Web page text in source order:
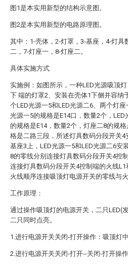
图1是本实用新型的结构示意图。
图2是本实用新型的电路原理图。
其中：1-壳体，2-灯罩，3-基座，4-灯具
二，7-灯座一，8-灯座二。
具体实施方式
实施例：如图所示，一种LED光源吸顶
下 端的灯罩2、安装在壳体1下侧并容纳
个LED光源一5和LED光源二6、两个灯
光源一5的规格是E14口，数量2个，
的规格是E14，数量2个，灯座二8的规
格是二路三段，所述灯具数码分段开关
基座3上，LED光源一5和LED光源二6
8的零线分别连接灯具数码分段开关4控
连接灯具数码分段开关4控制端的火线
火线顺序连接吸顶灯电源开关的零线与火
工作原理：
通过操作吸顶灯的电源开关，二只LED(
二只同时点亮。
1.进行电源开关关闭-打开操作：吸顶灯
2.进行电源开关关闭-打开--关闭-打开操